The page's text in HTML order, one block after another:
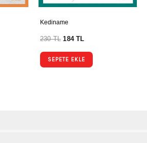
Kediname
230TL 184TL
SEPETE EKLE